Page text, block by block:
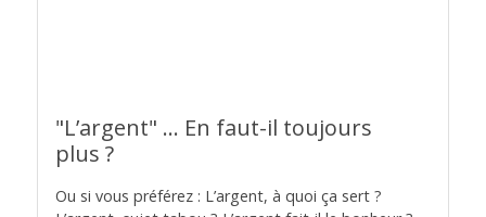
"L’argent" ... En faut-il toujours
plus ?
Ou si vous préférez : L’argent, à quoi ça sert ?